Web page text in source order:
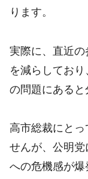
ります。
実際に、直近
を減らしており
の問題にあると
高市総裁にと
せんが、公明
への危機感が